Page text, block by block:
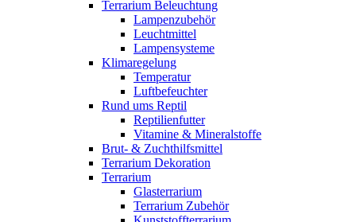
Terrarium Beleuchtung
Lampenzubehör
Leuchtmittel
Lampensysteme
Klimaregelung
Temperatur
Luftbefeuchter
Rund ums Reptil
Reptilienfutter
Vitamine & Mineralstoffe
Brut- & Zuchthilfsmittel
Terrarium Dekoration
Terrarium
Glasterrarium
Terrarium Zubehör